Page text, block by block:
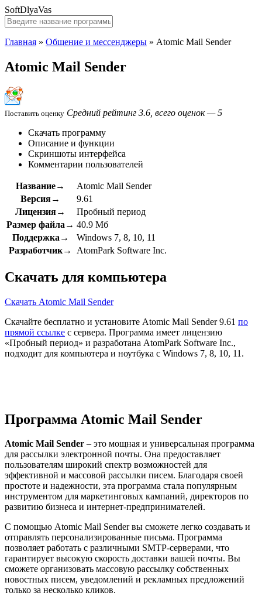
SoftDlyaVas
Главная » Общение и мессенджеры » Atomic Mail Sender
Atomic Mail Sender
Поставить оценку Средний рейтинг 3.6, всего оценок — 5
Скачать программу
Описание и функции
Скриншоты интерфейса
Комментарии пользователей
Название→
Atomic Mail Sender
Версия→
9.61
Лицензия→
Пробный период
Размер файла→ 40.9 Мб
Поддержка→
Windows 7, 8, 10, 11
Разработчик→
AtomPark Software Inc.
Скачать для компьютера
Скачать Atomic Mail Sender
Скачайте бесплатно и установите Atomic Mail Sender 9.61 по
прямой ссылке с сервера. Программа имеет лицензию
«Пробный период» и разработана AtomPark Software Inc.,
подходит для компьютера и ноутбука с Windows 7, 8, 10, 11.
Программа Atomic Mail Sender
Atomic Mail Sender – это мощная и универсальная программа
для рассылки электронной почты. Она предоставляет
пользователям широкий спектр возможностей для
эффективной и массовой рассылки писем. Благодаря своей
простоте и надежности, эта программа стала популярным
инструментом для маркетинговых кампаний, директоров по
развитию бизнеса и интернет-предпринимателей.
С помощью Atomic Mail Sender вы сможете легко создавать и
отправлять персонализированные письма. Программа
позволяет работать с различными SMTP-серверами, что
гарантирует высокую скорость доставки вашей почты. Вы
сможете организовать массовую рассылку собственных
новостных писем, уведомлений и рекламных предложений
только за несколько кликов.